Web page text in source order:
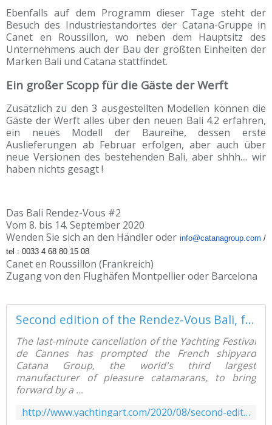
Ebenfalls auf dem Programm dieser Tage steht der
Besuch des Industriestandortes der Catana-Gruppe in
Canet en Roussillon, wo neben dem Hauptsitz des
Unternehmens auch der Bau der größten Einheiten der
Marken Bali und Catana stattfindet.
Ein großer Scopp für die Gäste der Werft
Zusätzlich zu den 3 ausgestellten Modellen können die
Gäste der Werft alles über den neuen Bali 4.2 erfahren,
ein neues Modell der Baureihe, dessen erste
Auslieferungen ab Februar erfolgen, aber auch über
neue Versionen des bestehenden Bali, aber shhh.... wir
haben nichts gesagt !
Das Bali Rendez-Vous #2
Vom 8. bis 14. September 2020
Wenden Sie sich an den Händler oder info@catanagroup.com /
tel : 0033 4 68 80 15 08
Canet en Roussillon (Frankreich)
Zugang von den Flughäfen Montpellier oder Barcelona
Second edition of the Rendez-Vous Bali, from 8 to 14 September, in Canet en Roussillon - Yachting Art Magazine
The last-minute cancellation of the Yachting Festival
de Cannes has prompted the French shipyard
Catana Group, the world's third largest
manufacturer of pleasure catamarans, to bring
forward by a ...
http://www.yachtingart.com/2020/08/second-edition-of-the-rendez-vous-bali-from-8-to-14-september-in-canet-en-roussillon.html